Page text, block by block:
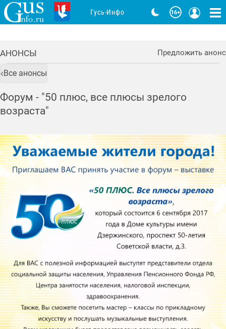
АНОНСЫ Предложить анонс
Все анонсы
Форум - "50 плюс, все плюсы зрелого
возраста"
Гусь-Инфо